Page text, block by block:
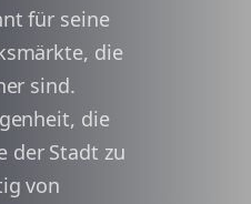
für seine
die
sind.
die
der Stadt zu
von